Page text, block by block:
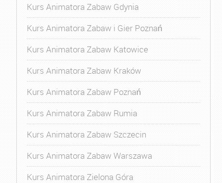
Kurs Animatora Zabaw Gdynia
Kurs Animatora Zabaw i Gier Poznań
Kurs Animatora Zabaw Katowice
Kurs Animatora Zabaw Kraków
Kurs Animatora Zabaw Poznań
Kurs Animatora Zabaw Rumia
Kurs Animatora Zabaw Szczecin
Kurs Animatora Zabaw Warszawa
Kurs Animatora Zielona Góra